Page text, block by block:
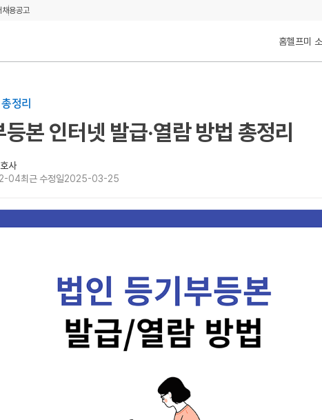
채용공고
홈헬프미
정리
본 인터넷 발급·열람 방법 총정리
사
04최근 수정일2025-03-25